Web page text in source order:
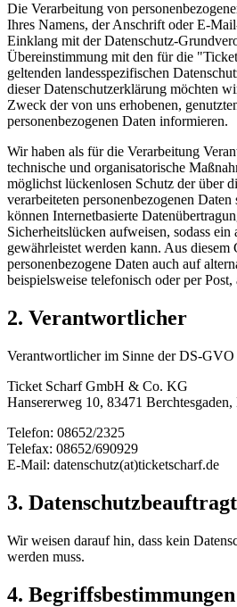
Die Verarbeitung von
Ihres Namens, der Anschrift oder E-
Einklang mit der Datenschutz-
Übereinstimmung mit den für die
geltenden landesspezifischen
dieser Datenschutzerklärung möchten
Zweck der von uns erhobenen,
personenbezogenen Daten informieren.
Wir haben als für die Verarbeitung
technische und organisatorische
möglichst lückenlosen Schutz der über
verarbeiteten personenbezogenen
können Internetbasierte
Sicherheitslücken aufweisen, sodass
gewährleistet werden kann. Aus diesem
personenbezogene Daten auch auf
beispielsweise telefonisch oder per
2. Verantwortlicher
Verantwortlicher im Sinne der DS-GVO
Ticket Scharf GmbH & Co. KG
Hansererweg 10, 83471 Berchtesgaden,
Telefon: 08652/2325
Telefax: 08652/690929
E-Mail: datenschutz(at)ticketscharf.de
3.
Wir weisen darauf hin, dass kein
werden muss.
4. Begriffsbestimmungen